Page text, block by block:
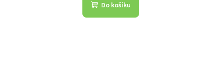
Do košíku